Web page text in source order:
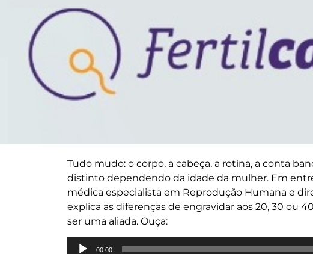
Tudo mudo: o corpo, a cabeça, a rotina, a conta
distinto dependendo da idade da mulher. Em
médica especialista em Reprodução Humana e
explica as diferenças de engravidar aos 20, 30 ou
ser uma aliada. Ouça:
Tocador
00:00